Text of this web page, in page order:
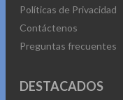
Políticas de Privacidad
Contáctenos
Preguntas frecuentes
DESTACADOS